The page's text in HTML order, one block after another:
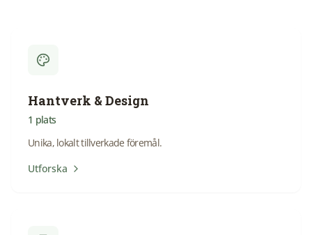
Hantverk & Design
1 plats
Unika, lokalt tillverkade föremål.
Utforska